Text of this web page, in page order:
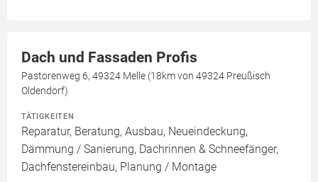
Dach und Fassaden Profis
Pastorenweg 6, 49324 Melle (18km von 49324 Preußisch
Oldendorf)
TÄTIGKEITEN
Reparatur, Beratung, Ausbau, Neueindeckung,
Dämmung / Sanierung, Dachrinnen & Schneefänger,
Dachfenstereinbau, Planung / Montage